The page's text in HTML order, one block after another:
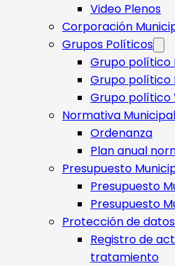
Video Plenos
Corporación
Grupos Políticos
Grupo político
Grupo político
Grupo político
Normativa Municipal
Ordenanza
Plan anual
Presupuesto
Presupuesto
Presupuesto
Protección de
Registro de
tratamiento